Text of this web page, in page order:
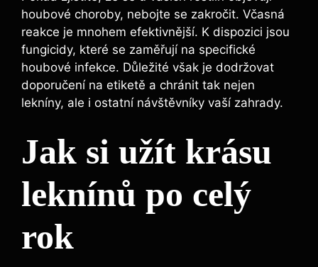
houbové choroby, nebojte se zakročit. Včasná
reakce je mnohem efektivnější. K dispozici jsou
fungicidy, které se zaměřují na specifické
houbové infekce. Důležité však je dodržovat
doporučení na etiketě a chránit tak nejen
lekníny, ale i ostatní návštěvníky vaší zahrady.
Jak si užít krásu
leknínů po celý
rok